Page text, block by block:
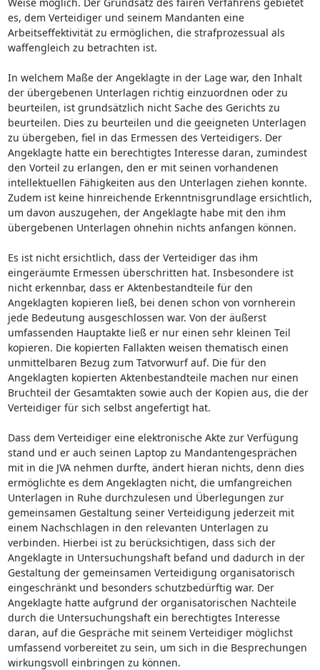
es, dem Verteidiger und seinem Mandanten eine
Arbeitseffektivität zu ermöglichen, die strafprozessual als
waffengleich zu betrachten ist.
In welchem Maße der Angeklagte in der Lage war, den Inhalt
der übergebenen Unterlagen richtig einzuordnen oder zu
beurteilen, ist grundsätzlich nicht Sache des Gerichts zu
beurteilen. Dies zu beurteilen und die geeigneten Unterlagen
zu übergeben, fiel in das Ermessen des Verteidigers. Der
Angeklagte hatte ein berechtigtes Interesse daran, zumindest
den Vorteil zu erlangen, den er mit seinen vorhandenen
intellektuellen Fähigkeiten aus den Unterlagen ziehen konnte.
Zudem ist keine hinreichende Erkenntnisgrundlage ersichtlich,
um davon auszugehen, der Angeklagte habe mit den ihm
übergebenen Unterlagen ohnehin nichts anfangen können.
Es ist nicht ersichtlich, dass der Verteidiger das ihm
eingeräumte Ermessen überschritten hat. Insbesondere ist
nicht erkennbar, dass er Aktenbestandteile für den
Angeklagten kopieren ließ, bei denen schon von vornherein
jede Bedeutung ausgeschlossen war. Von der äußerst
umfassenden Hauptakte ließ er nur einen sehr kleinen Teil
kopieren. Die kopierten Fallakten weisen thematisch einen
unmittelbaren Bezug zum Tatvorwurf auf. Die für den
Angeklagten kopierten Aktenbestandteile machen nur einen
Bruchteil der Gesamtakten sowie auch der Kopien aus, die der
Verteidiger für sich selbst angefertigt hat.
Dass dem Verteidiger eine elektronische Akte zur Verfügung
stand und er auch seinen Laptop zu Mandantengesprächen
mit in die JVA nehmen durfte, ändert hieran nichts, denn dies
ermöglichte es dem Angeklagten nicht, die umfangreichen
Unterlagen in Ruhe durchzulesen und Überlegungen zur
gemeinsamen Gestaltung seiner Verteidigung jederzeit mit
einem Nachschlagen in den relevanten Unterlagen zu
verbinden. Hierbei ist zu berücksichtigen, dass sich der
Angeklagte in Untersuchungshaft befand und dadurch in der
Gestaltung der gemeinsamen Verteidigung organisatorisch
eingeschränkt und besonders schutzbedürftig war. Der
Angeklagte hatte aufgrund der organisatorischen Nachteile
durch die Untersuchungshaft ein berechtigtes Interesse
daran, auf die Gespräche mit seinem Verteidiger möglichst
umfassend vorbereitet zu sein, um sich in die Besprechungen
wirkungsvoll einbringen zu können.